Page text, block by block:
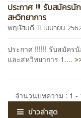
ประกาศ !!! รับสมัครนั
สหวิทยาการ
พฤหัสบดี 11 เมษายน
ประกาศ !!!!!! รับสมัคร
และสหวิทยาการ 1....
จำนวนบทความ : 1 -
ข่าวล่าสุด